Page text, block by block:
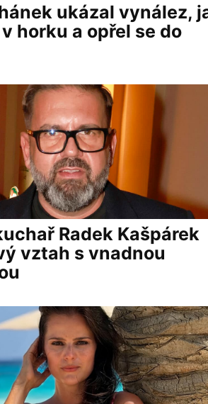
ukázal vynález,
horku a opřel se do
Radek Kašpárek
vztah s vnadnou